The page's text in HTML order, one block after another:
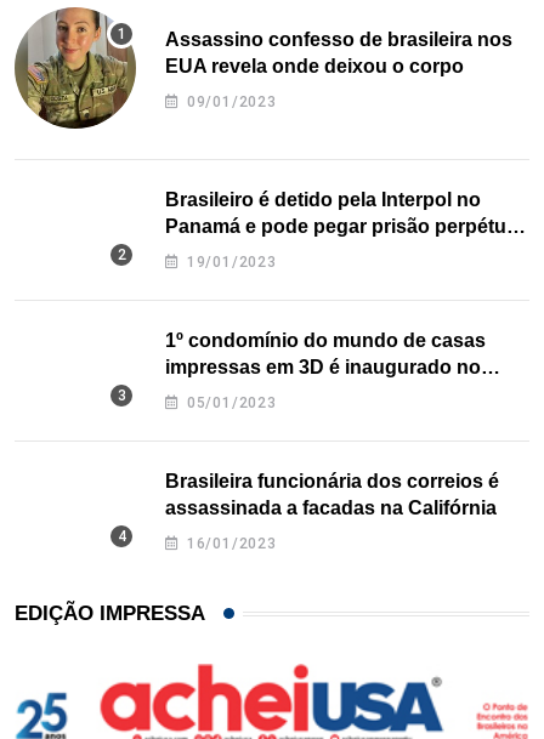
Assassino confesso de brasileira nos
EUA revela onde deixou o corpo
09/01/2023
Brasileiro é detido pela Interpol no
Panamá e pode pegar prisão perpétua
nos EUA
19/01/2023
1º condomínio do mundo de casas
impressas em 3D é inaugurado no
Texas
05/01/2023
Brasileira funcionária dos correios é
assassinada a facadas na Califórnia
16/01/2023
EDIÇÃO IMPRESSA